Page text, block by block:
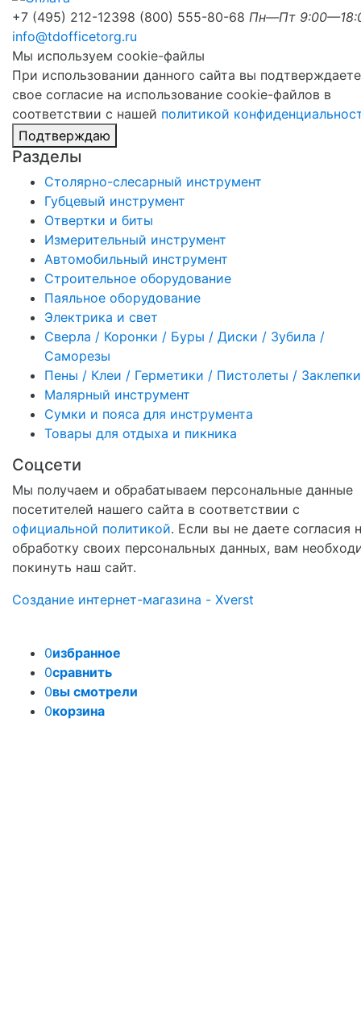
+7 (495) 212-12398 (800) 555-80-68 Пн—Пт
info@tdofficetorg.ru
Мы используем cookie-файлы
При использовании данного сайта вы подтверждаете
свое согласие на использование cookie-файлов в
соответствии с нашей политикой
Подтверждаю
Разделы
Столярно-слесарный инструмент
Губцевый инструмент
Отвертки и биты
Измерительный инструмент
Автомобильный инструмент
Строительное оборудование
Паяльное оборудование
Электрика и свет
Сверла / Коронки / Буры / Диски / Зубила /
Саморезы
Пены / Клеи / Герметики / Пистолеты / Заклепки
Малярный инструмент
Сумки и пояса для инструмента
Товары для отдыха и пикника
Соцсети
Мы получаем и обрабатываем персональные данные
посетителей нашего сайта в соответствии с
официальной политикой. Если вы не даете согласия
обработку своих персональных данных, вам
покинуть наш сайт.
Создание интернет-магазина - Xverst
0избранное
0сравнить
0вы смотрели
0корзина